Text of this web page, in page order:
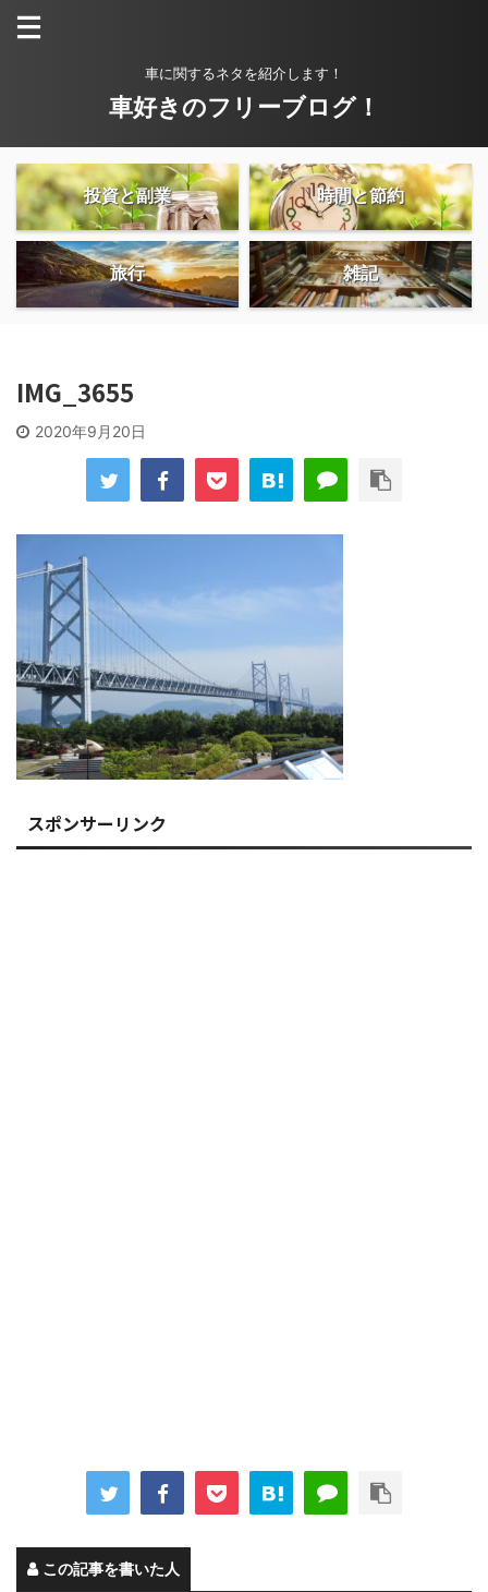
車に関するネタを紹介します！
車好きのフリーブログ！
投資と副業 時間と節約
旅行 雑記
IMG_3655
2020年9月20日
スポンサーリンク
この記事を書いた人